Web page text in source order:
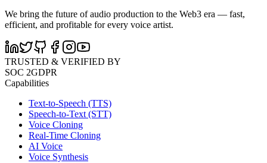
We bring the future of audio production to the Web3 era — fast,
efficient, and profitable for every voice artist.
TRUSTED & VERIFIED BY
SOC 2GDPR
Capabilities
Text-to-Speech (TTS)
Speech-to-Text (STT)
Voice Cloning
Real-Time Cloning
AI Voice
Voice Synthesis